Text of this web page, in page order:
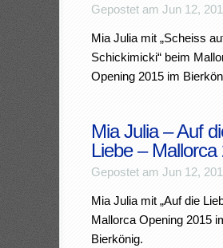
Gepostet am Jun 12,
Mia Julia mit „Scheiss
Schickimicki“ beim
Opening 2015 im
Mia Julia – Auf
Liebe – Mallorca
Gepostet am Jun 12,
Mia Julia mit „Auf die
Mallorca Opening 2015
Bierkönig.